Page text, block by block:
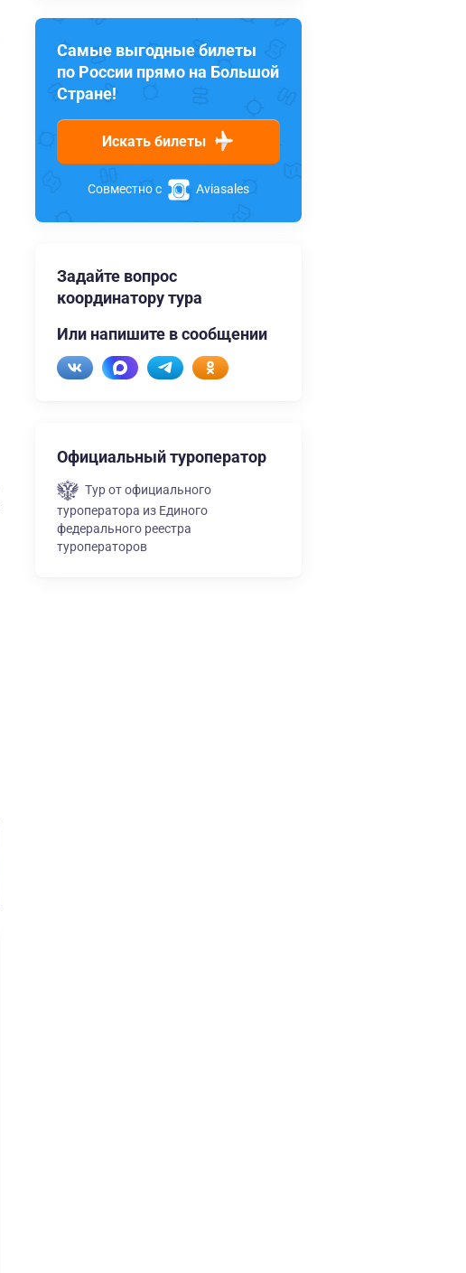
Самые выгодные билеты
по России прямо на Большой
Стране!
Искать билеты
Совместно с Aviasales
Задайте вопрос
координатору тура
Или напишите в сообщении
Официальный туроператор
Тур от официального
туроператора из Единого
федерального реестра
туроператоров